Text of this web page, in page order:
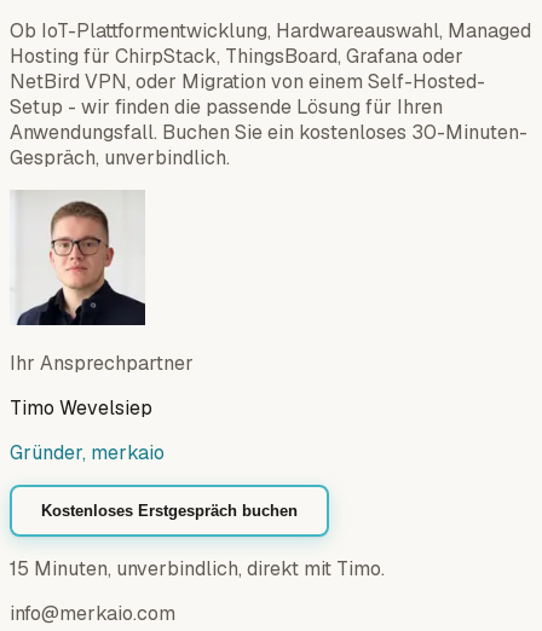
Ob IoT-Plattformentwicklung, Hardwareauswahl, Managed
Hosting für ChirpStack, ThingsBoard, Grafana oder
NetBird VPN, oder Migration von einem Self-Hosted-
Setup - wir finden die passende Lösung für Ihren
Anwendungsfall. Buchen Sie ein kostenloses 30-Minuten-
Gespräch, unverbindlich.
Ihr Ansprechpartner
Timo Wevelsiep
Gründer, merkaio
Kostenloses Erstgespräch buchen
15 Minuten, unverbindlich, direkt mit Timo.
info@merkaio.com